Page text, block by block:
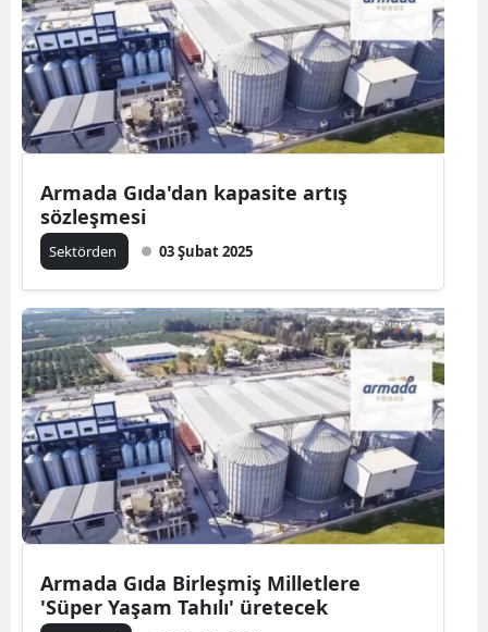
Armada Gıda'dan kapasite artış
sözleşmesi
Sektörden 03 Şubat 2025
Armada Gıda Birleşmiş Milletlere
'Süper Yaşam Tahılı' üretecek